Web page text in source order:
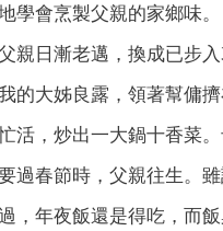
學會烹製父親的家鄉味。
親日漸老邁，換成已步
的大姊良露，領著幫傭
活，炒出一大鍋十香菜。
過春節時，父親往生。
，年夜飯還是得吃，而